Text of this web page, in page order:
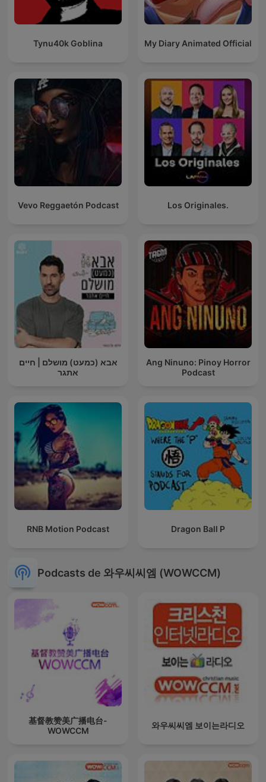
Tynu40k Goblina My Diary Animated Official
Vevo Reggaetón Podcast Los Originales.
אבא (כמעט) מושלם | חיים
אתגר
Ang Ninuno: Pinoy Horror
Podcast
RNB Motion Podcast Dragon Ball P
Podcasts de 와우씨씨엠 (WOWCCM)
基督教赞美广播电台-
WOWCCM
와우씨씨엠 보이는라디오